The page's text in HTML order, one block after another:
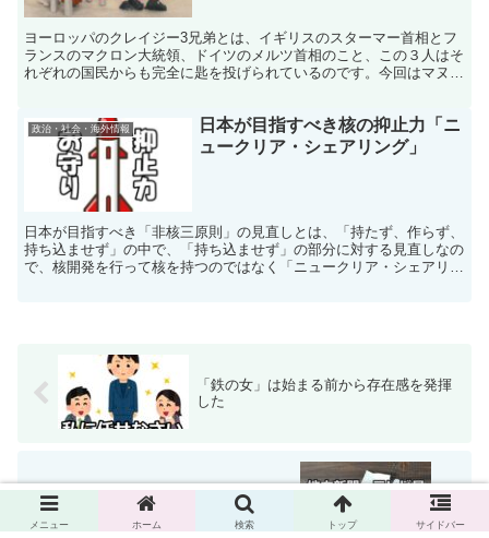
ヨーロッパのクレイジー3兄弟とは、イギリスのスターマー首相とフ
ランスのマクロン大統領、ドイツのメルツ首相のこと、この３人はそ
れぞれの国民からも完全に匙を投げられているのです。今回はマヌケ
政治・社会・海外情報
日本が目指すべき核の抑止力「ニ
ュークリア・シェアリング」
日本が目指すべき「非核三原則」の見直しとは、「持たず、作らず、
持ち込ませず」の中で、「持ち込ませず」の部分に対する見直しなの
で、核開発を行って核を持つのではなく「ニュークリア・シェアリン
「鉄の女」は始まる前から存在感を発揮
した
左傾化が当たり前となった地方新聞とテ
レビ局の実態
メニュー ホーム 検索 トップ サイドバー